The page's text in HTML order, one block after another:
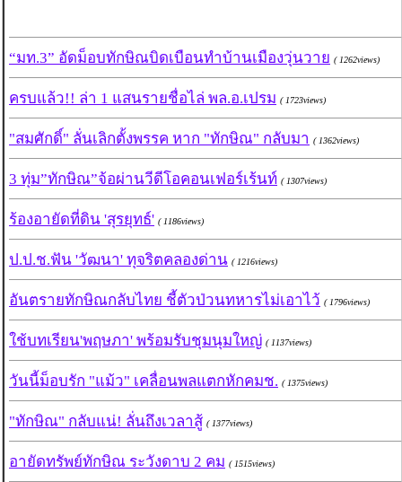
“มท.3” อัดม็อบทักษิณบิดเบือนทำบ้านเมืองวุ่นวาย ( 1262views)
ครบแล้ว!! ล่า 1 แสนรายชื่อไล่ พล.อ.เปรม ( 1723views)
"สมศักดิ์" ลั่นเลิกตั้งพรรค หาก "ทักษิณ" กลับมา ( 1362views)
3 ทุ่ม”ทักษิณ”จ้อผ่านวีดีโอคอนเฟอร์เร้นท์ ( 1307views)
ร้องอายัดที่ดิน 'สุรยุทธ์' ( 1186views)
ป.ป.ช.ฟัน 'วัฒนา' ทุจริตคลองด่าน ( 1216views)
อันตรายทักษิณกลับไทย ชี้ตัวป่วนทหารไม่เอาไว้ ( 1796views)
ใช้บทเรียน'พฤษภา' พร้อมรับชุมนุมใหญ่ ( 1137views)
วันนี้ม็อบรัก "แม้ว" เคลื่อนพลแตกหักคมช. ( 1375views)
"ทักษิณ" กลับแน่! ลั่นถึงเวลาสู้ ( 1377views)
อายัดทรัพย์ทักษิณ ระวังดาบ 2 คม ( 1515views)